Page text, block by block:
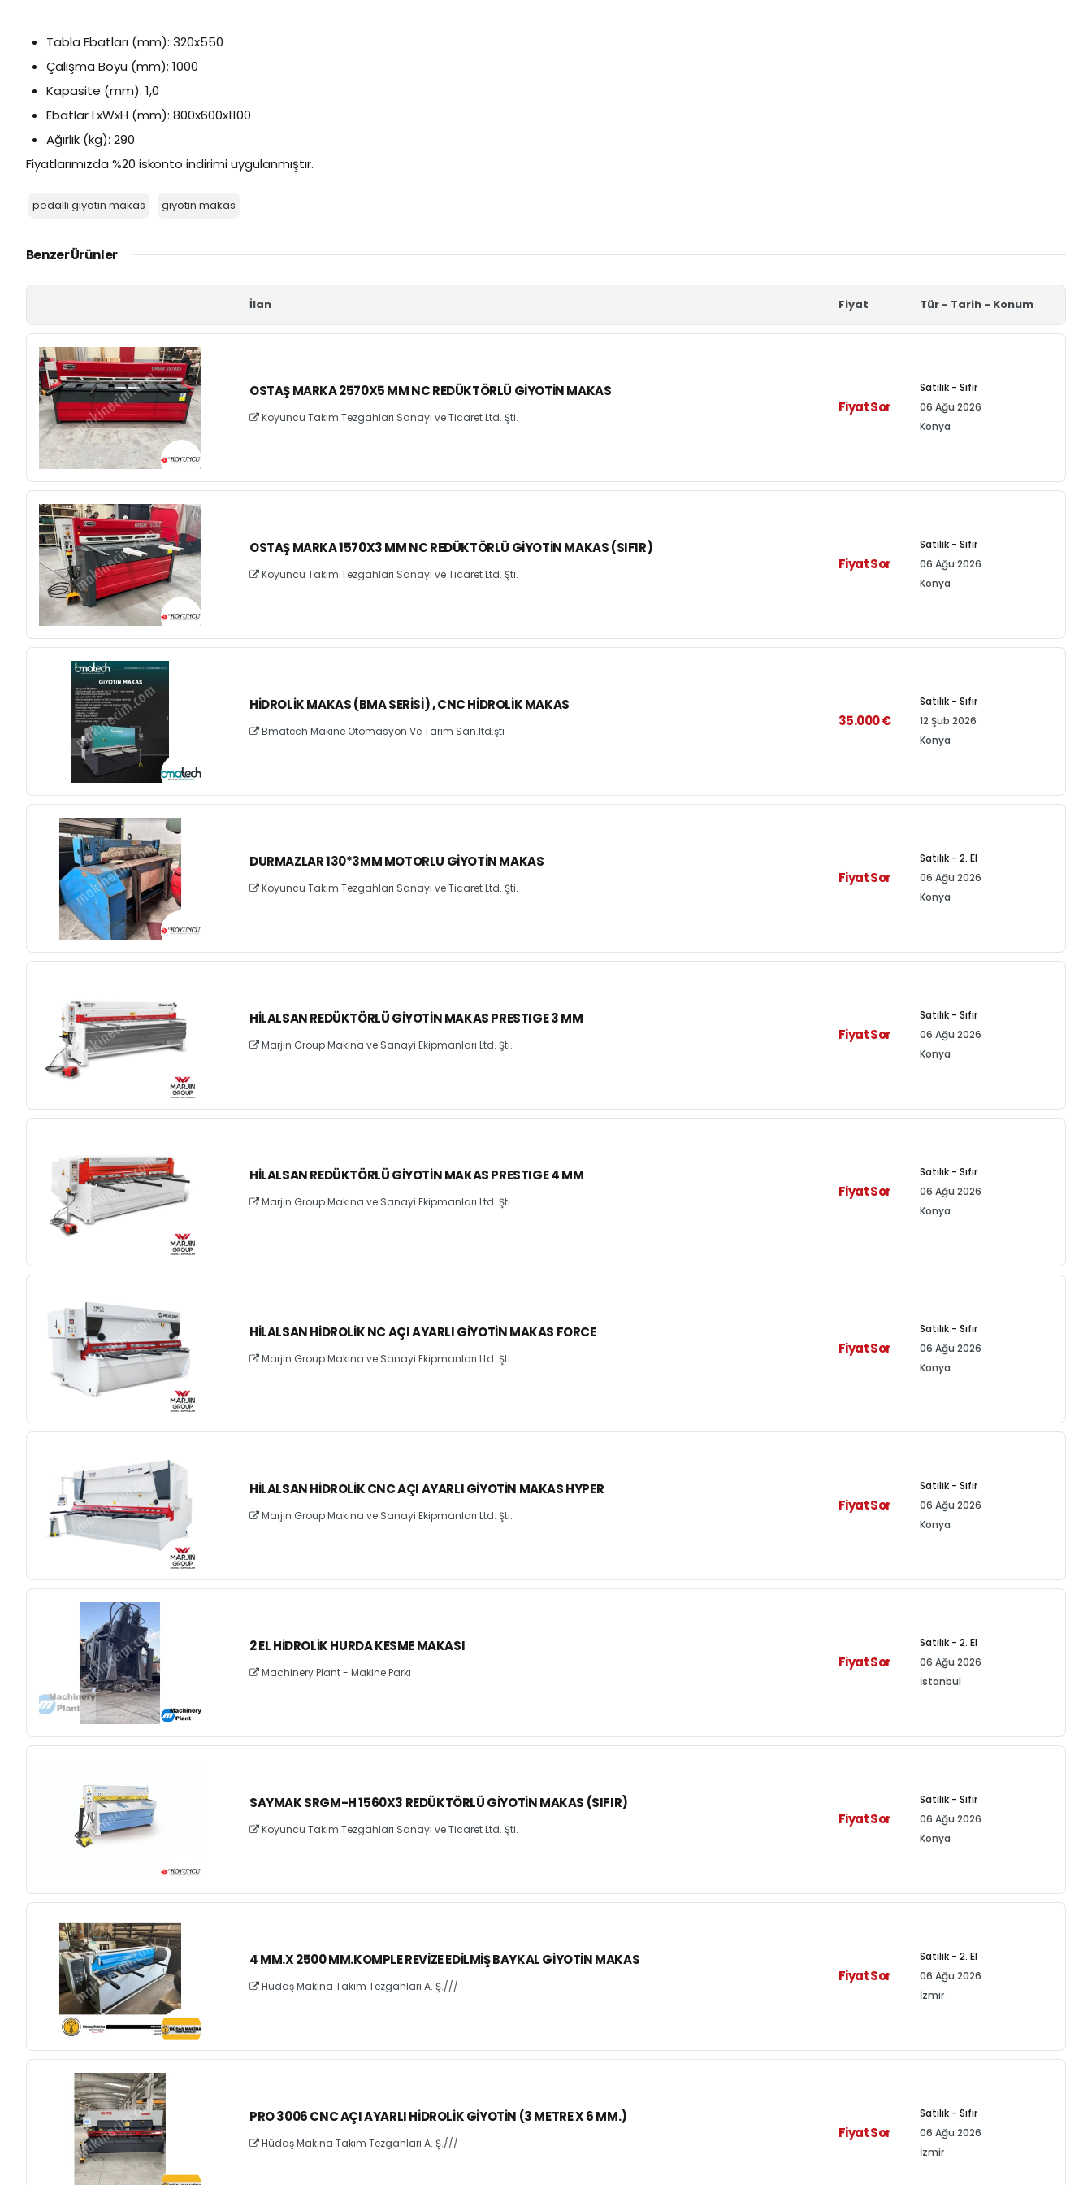
Tabla Ebatları (mm): 320x550
Çalışma Boyu (mm): 1000
Kapasite (mm): 1,0
Ebatlar LxWxH (mm): 800x600x1100
Ağırlık (kg): 290
Fiyatlarımızda %20 iskonto indirimi uygulanmıştır.
pedallı giyotin makas giyotin makas
Benzer Ürünler
İlan Fiyat Tür - Tarih - Konum
OSTAŞ MARKA 2570X5 MM NC REDÜKTÖRLÜ GIYOTIN MAKAS
Koyuncu Takım Tezgahları Sanayi ve Ticaret Ltd. Şti.
Fiyat Sor
Satılık - Sıfır
06 Ağu 2026
Konya
OSTAŞ MARKA 1570X3 MM NC REDÜKTÖRLÜ GIYOTIN MAKAS (SIFIR)
Koyuncu Takım Tezgahları Sanayi ve Ticaret Ltd. Şti.
Fiyat Sor
Satılık - Sıfır
06 Ağu 2026
Konya
HIDROLIK MAKAS (BMA SERISI) , CNC HIDROLIK MAKAS
Bmatech Makine Otomasyon Ve Tarım San.ltd.şti
35.000 €
Satılık - Sıfır
12 Şub 2026
Konya
DURMAZLAR 130*3MM MOTORLU GIYOTIN MAKAS
Koyuncu Takım Tezgahları Sanayi ve Ticaret Ltd. Şti.
Fiyat Sor
Satılık - 2. El
06 Ağu 2026
Konya
HILALSAN REDÜKTÖRLÜ GIYOTIN MAKAS PRESTIGE 3 MM
Marjin Group Makina ve Sanayi Ekipmanları Ltd. Şti.
Fiyat Sor
Satılık - Sıfır
06 Ağu 2026
Konya
HILALSAN REDÜKTÖRLÜ GIYOTIN MAKAS PRESTIGE 4 MM
Marjin Group Makina ve Sanayi Ekipmanları Ltd. Şti.
Fiyat Sor
Satılık - Sıfır
06 Ağu 2026
Konya
HILALSAN HIDROLIK NC AÇI AYARLI GIYOTIN MAKAS FORCE
Marjin Group Makina ve Sanayi Ekipmanları Ltd. Şti.
Fiyat Sor
Satılık - Sıfır
06 Ağu 2026
Konya
HILALSAN HIDROLIK CNC AÇI AYARLI GIYOTIN MAKAS HYPER
Marjin Group Makina ve Sanayi Ekipmanları Ltd. Şti.
Fiyat Sor
Satılık - Sıfır
06 Ağu 2026
Konya
2 EL HIDROLIK HURDA KESME MAKASI
Machinery Plant - Makine Parkı
Fiyat Sor
Satılık - 2. El
06 Ağu 2026
İstanbul
SAYMAK SRGM-H 1560X3 REDÜKTÖRLÜ GIYOTIN MAKAS (SIFIR)
Koyuncu Takım Tezgahları Sanayi ve Ticaret Ltd. Şti.
Fiyat Sor
Satılık - Sıfır
06 Ağu 2026
Konya
4 MM.X 2500 MM.KOMPLE REVIZE EDILMIŞ BAYKAL GIYOTIN MAKAS
Hüdaş Makina Takım Tezgahları A. Ş.///
Fiyat Sor
Satılık - 2. El
06 Ağu 2026
İzmir
PRO 3006 CNC AÇI AYARLI HIDROLIK GIYOTIN (3 METRE X 6 MM.)
Hüdaş Makina Takım Tezgahları A. Ş.///
Fiyat Sor
Satılık - Sıfır
06 Ağu 2026
İzmir